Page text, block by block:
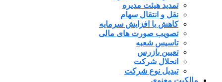
تمدید هیئت مدیره
نقل و انتقال سهام
کاهش یا افزایش سرمایه
تصویب صورت های مالی
تاسیس شعبه
تعیین بازرس
انحلال شرکت
تبدیل نوع شرکت
مالکیت معنوی